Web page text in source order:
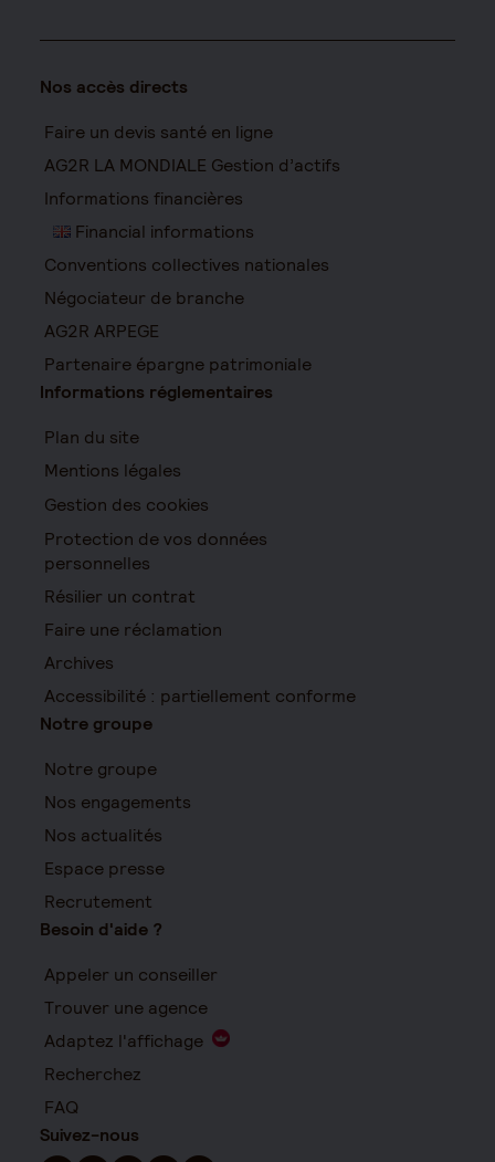
Nos accès directs
Faire un devis santé en ligne
AG2R LA MONDIALE Gestion d’actifs
Informations financières
Financial informations
Conventions collectives nationales
Négociateur de branche
AG2R ARPEGE
Partenaire épargne patrimoniale
Informations réglementaires
Plan du site
Mentions légales
Gestion des cookies
Protection de vos données
personnelles
Résilier un contrat
Faire une réclamation
Archives
Accessibilité : partiellement conforme
Notre groupe
Notre groupe
Nos engagements
Nos actualités
Espace presse
Recrutement
Besoin d'aide ?
Appeler un conseiller
Trouver une agence
Adaptez l'affichage
Recherchez
FAQ
Suivez-nous